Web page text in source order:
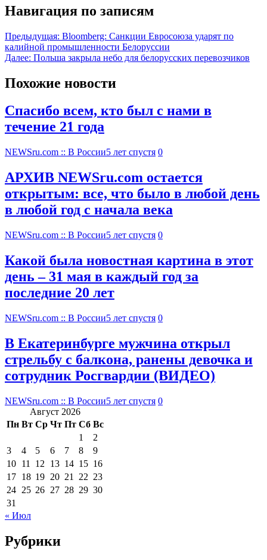
Навигация по записям
Предыдущая: Bloomberg: Санкции Евросоюза ударят по
калийной промышленности Белоруссии
Далее: Польша закрыла небо для белорусских перевозчиков
Похожие новости
Спасибо всем, кто был с нами в
течение 21 года
NEWSru.com :: В России5 лет спустя 0
АРХИВ NEWSru.com остается
открытым: все, что было в любой день
в любой год с начала века
NEWSru.com :: В России5 лет спустя 0
Какой была новостная картина в этот
день – 31 мая в каждый год за
последние 20 лет
NEWSru.com :: В России5 лет спустя 0
В Екатеринбурге мужчина открыл
стрельбу с балкона, ранены девочка и
сотрудник Росгвардии (ВИДЕО)
NEWSru.com :: В России5 лет спустя 0
Август 2026
Пн Вт Ср Чт Пт Сб Вс
1
2
3
4 5 6 7 8
9
10 11 12 13 14 15 16
17 18 19 20 21 22 23
24 25 26 27 28 29 30
31
« Июл
Рубрики